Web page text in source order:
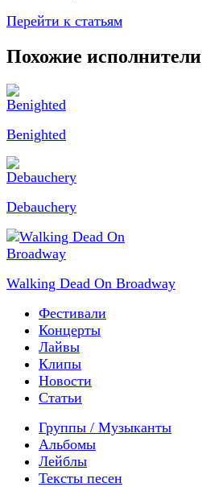
Перейти к статьям
Похожие исполнители
Benighted
Debauchery
Walking Dead On Broadway
Фестивали
Концерты
Лайвы
Клипы
Новости
Статьи
Группы / Музыканты
Альбомы
Лейблы
Тексты песен